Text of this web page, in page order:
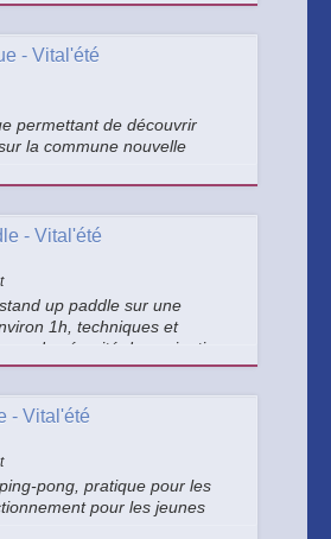
- Vital'été
permettant de découvrir
la commune nouvelle
- Vital'été
up paddle sur une
1h, techniques et
de sécurité de navigation.
- Vital'été
pong, pratique pour les
pour les jeunes